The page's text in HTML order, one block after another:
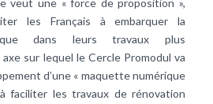
veut une « force de proposition »,
les Français à embarquer la
dans leurs travaux plus
sur lequel le Cercle Promodul va
d’une « maquette numérique
faciliter les travaux de rénovation